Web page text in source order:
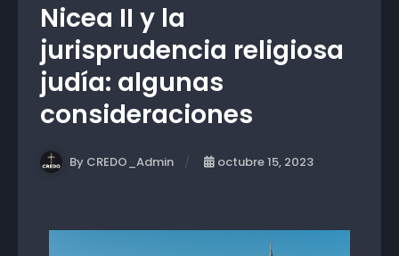
Nicea II y la
jurisprudencia religiosa
judía: algunas
consideraciones
By CREDO_Admin octubre 15, 2023